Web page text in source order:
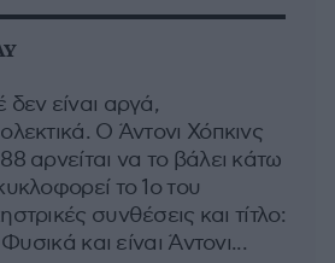
δεν είναι αργά,
Ο Άντονι Χόπκινς
αρνείται να το βάλει κάτω
το 1ο του
συνθέσεις και τίτλο:
και είναι Άντονι...